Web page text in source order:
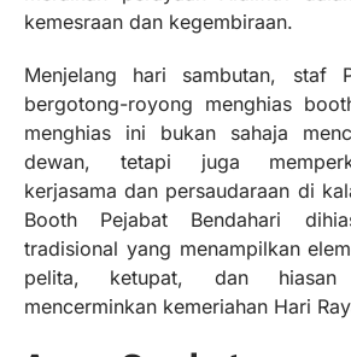
kemesraan dan kegembiraan.
Menjelang hari sambutan, staf
bergotong-royong menghias
menghias ini bukan sahaja
dewan, tetapi juga
kerjasama dan persaudaraan di
Booth Pejabat Bendahari
tradisional yang menampilkan
pelita, ketupat, dan hiasan
mencerminkan kemeriahan Hari